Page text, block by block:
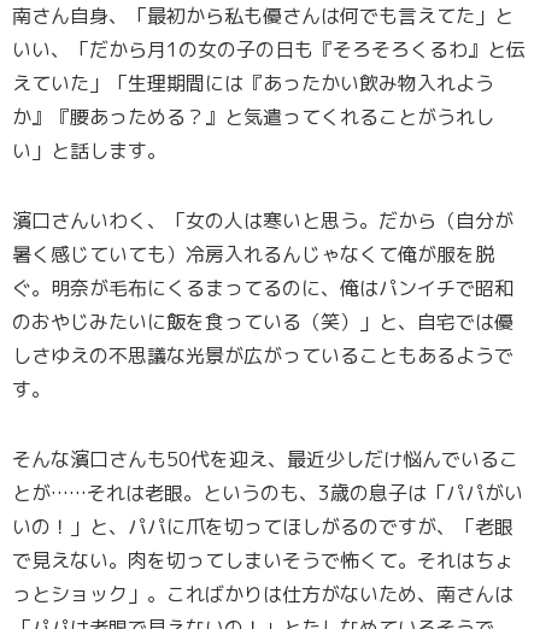
南さん自身、「最初から私も優さんは何でも言えてた」と
いい、「だから月1の女の子の日も『そろそろくるわ』と伝
えていた」「生理期間には『あったかい飲み物入れよう
か』『腰あっためる？』と気遣ってくれることがうれし
い」と話します。
濱口さんいわく、「女の人は寒いと思う。だから（自分が
暑く感じていても）冷房入れるんじゃなくて俺が服を脱
ぐ。明奈が毛布にくるまってるのに、俺はパンイチで昭和
のおやじみたいに飯を食っている（笑）」と、自宅では優
しさゆえの不思議な光景が広がっていることもあるようで
す。
そんな濱口さんも50代を迎え、最近少しだけ悩んでいるこ
とが……それは老眼。というのも、3歳の息子は「パパがい
いの！」と、パパに爪を切ってほしがるのですが、「老眼
で見えない。肉を切ってしまいそうで怖くて。それはちょ
っとショック」。こればかりは仕方がないため、南さんは